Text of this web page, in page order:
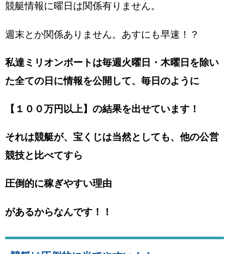
競艇情報に曜日は関係有りません。
週末とか関係ありません。あすにも早速！？
私達ミリオンボートは毎週火曜日・木曜日を除い
た全ての日に情報を公開して、毎日のように
【１００万円以上】の結果を出せています！
それは競艇が、宝くじは当然としても、他の公営
競技と比べてすら
圧倒的に稼ぎやすい理由
があるからなんです！！